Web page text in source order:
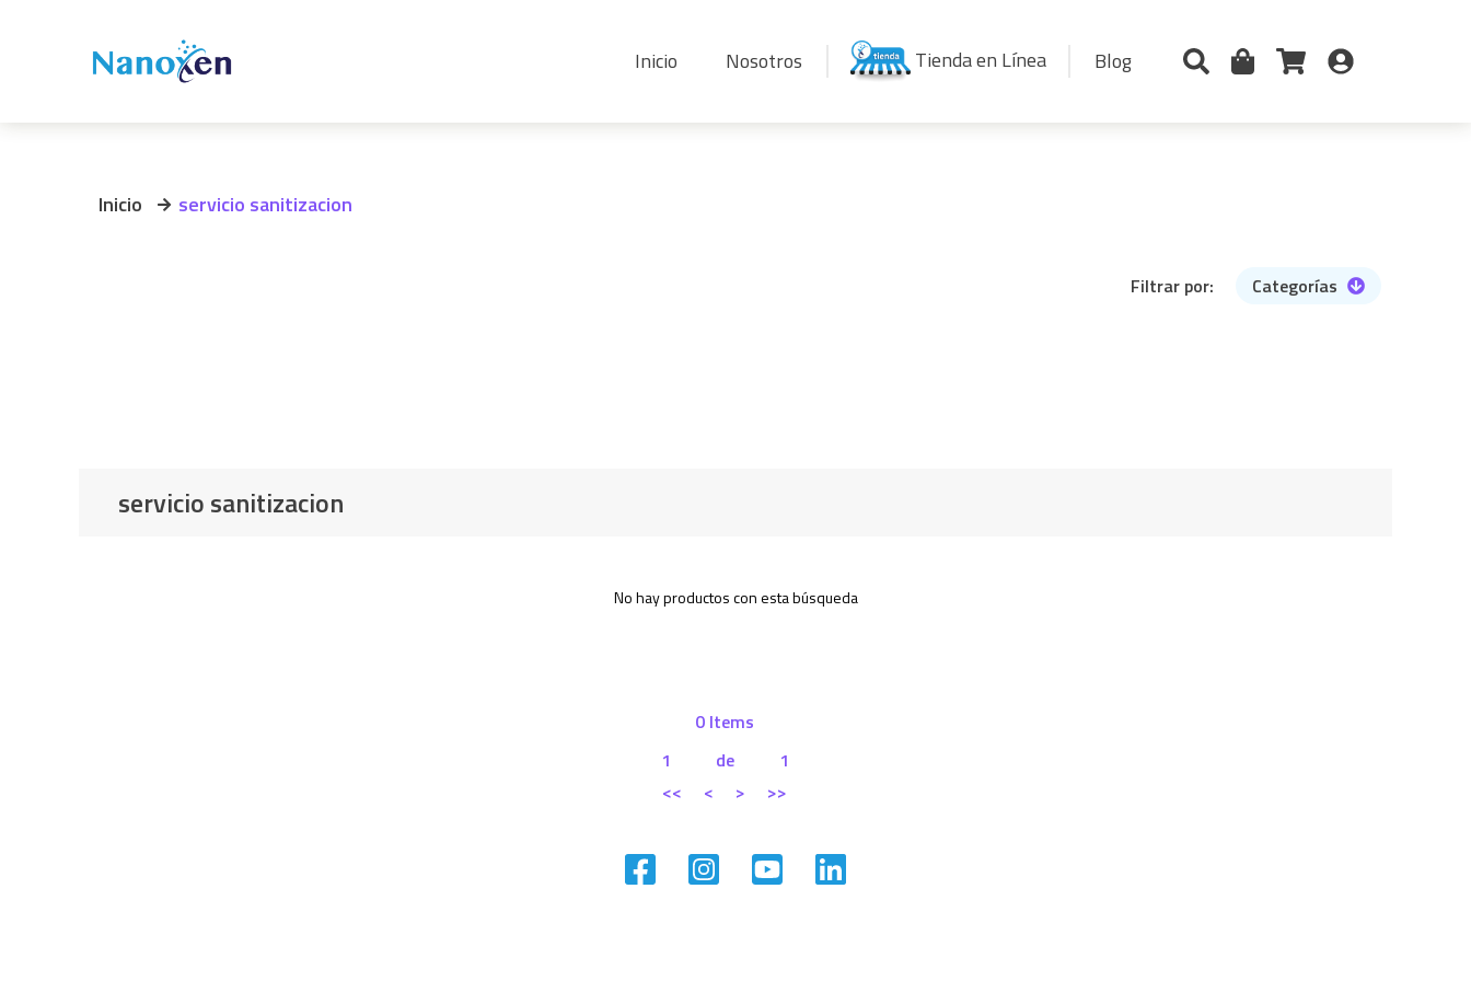
Inicio Nosotros Tienda en Línea Blog
Inicio servicio sanitizacion
Filtrar por: Categorías
servicio sanitizacion
No hay productos con esta búsqueda
0 Items
1
de
1
<<
< > >>